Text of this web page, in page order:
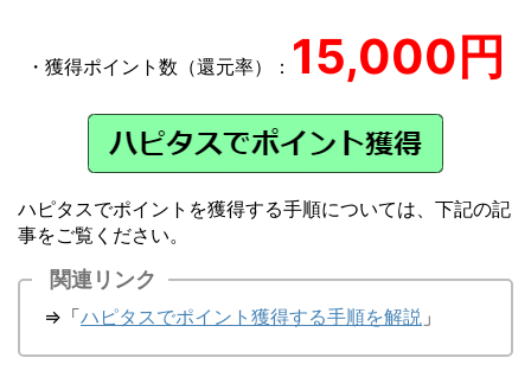
・獲得ポイント数（還元率）： 15,000円
ハピタスでポイントを獲得する手順については、下記の記
事をご覧ください。
関連リンク
⇒「ハピタスでポイント獲得する手順を解説 」